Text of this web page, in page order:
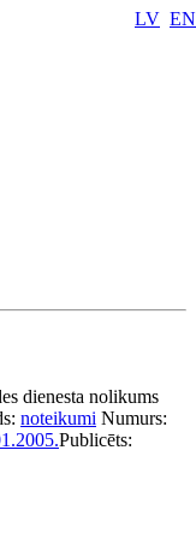
LV EN
dienesta nolikums
noteikumi Numurs:
Publicēts: